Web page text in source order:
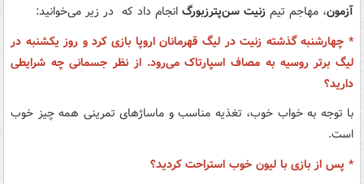
آزمون، مهاجم تیم زنیت سن‌پترزبورگ انجام داد که در زیر می‌خوانید:
* چهارشنبه گذشته زنیت در لیگ قهرمانان اروپا بازی کرد و روز یکشنبه در
لیگ برتر روسیه به مصاف اسپارتاک می‌رود. از نظر جسمانی چه شرایطی
دارید؟
با توجه به خواب خوب، تغذیه مناسب و ماساژ‌های تمرینی همه چیز خوب
است.
* پس از بازی با لیون خوب استراحت کردید؟